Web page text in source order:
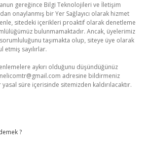
gereğince Bilgi Teknolojileri ve İletişim
onaylanmış bir Yer Sağlayıcı olarak hizmet
sitedeki içerikleri proaktif olarak denetleme
bulunmamaktadır. Ancak, üyelerimiz
taşımakta olup, siteye üye olarak
etmiş sayılırlar.
aykırı olduğunu düşündüğünüz
adresine bildirmeniz
süre içerisinde sitemizden kaldırılacaktır.
?